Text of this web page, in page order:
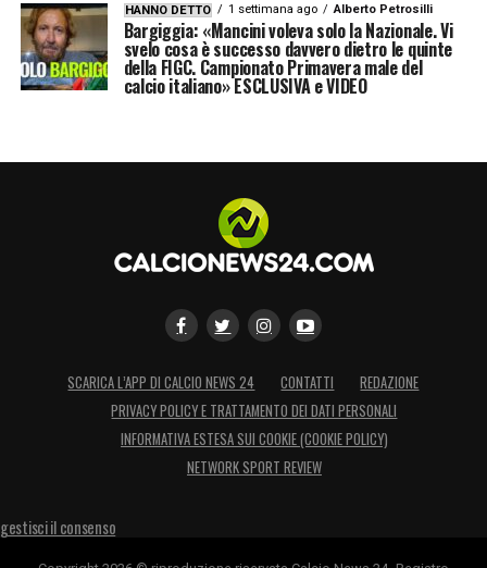
HANNO DETTO 1 settimana ago Alberto Petrosilli
Bargiggia: «Mancini voleva solo la Nazionale. Vi
svelo cosa è successo davvero dietro le quinte
della FIGC. Campionato Primavera male del
calcio italiano» ESCLUSIVA e VIDEO
SCARICA L’APP DI CALCIO NEWS 24 CONTATTI
REDAZIONE
PRIVACY POLICY E TRATTAMENTO DEI DATI PERSONALI
INFORMATIVA ESTESA SUI COOKIE (COOKIE POLICY)
NETWORK SPORT REVIEW
gestisci il consenso